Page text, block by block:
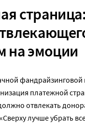
страница:
на эмоции
фандрайзинговой
платежной
отвлекать
лучше убрать